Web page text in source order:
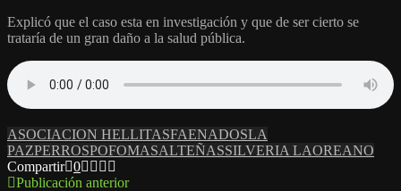
Explicó que el caso esta en investigación y que de ser cierto se
trataría de un gran daño a la salud pública.
ASOCIACION HELLITASFAENADOSLA
PAZPERROSPOFOMASALTEÑASSILVERIA LAOREANO
Compartir 0
Publicación anterior